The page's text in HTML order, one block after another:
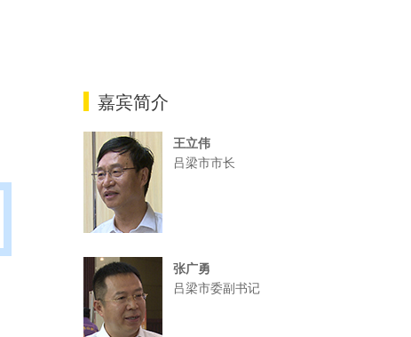
嘉宾简介
王立伟
吕梁市市长
张广勇
吕梁市委副书记